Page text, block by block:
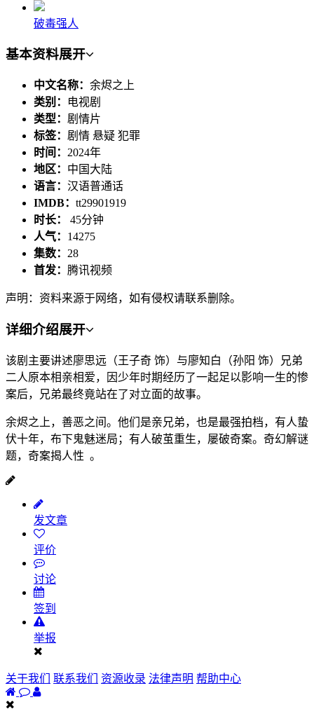
破毒强人
基本资料展开
中文名称： 余烬之上
类别：
电视剧
类型： 剧情片
标签： 剧情 悬疑 犯罪
时间： 2024年
地区： 中国大陆
语言： 汉语普通话
IMDB： tt29901919
时长： 45分钟
人气： 14275
集数： 28
首发： 腾讯视频
声明：资料来源于网络，如有侵权请联系删除。
详细介绍展开
该剧主要讲述廖思远（王子奇 饰）与廖知白（孙阳 饰）兄弟
二人原本相亲相爱，因少年时期经历了一起足以影响一生的惨
案后，兄弟最终竟站在了对立面的故事。
余烬之上，善恶之间。他们是亲兄弟，也是最强拍档，有人蛰
伏十年，布下鬼魅迷局；有人破茧重生，屡破奇案。奇幻解谜
题，奇案揭人性 。
发文章
评价
讨论
签到
举报
关于我们 联系我们 资源收录 法律声明 帮助中心